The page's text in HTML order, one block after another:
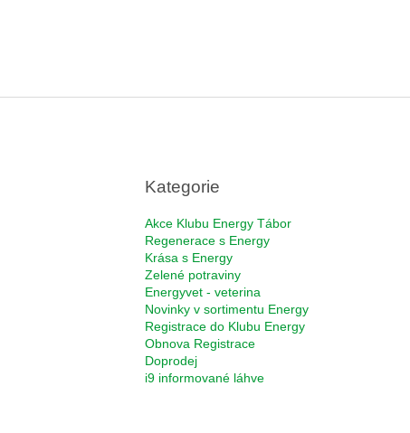
Kategorie
Akce Klubu Energy Tábor
Regenerace s Energy
Krása s Energy
Zelené potraviny
Energyvet - veterina
Novinky v sortimentu Energy
Registrace do Klubu Energy
Obnova Registrace
Doprodej
i9 informované láhve